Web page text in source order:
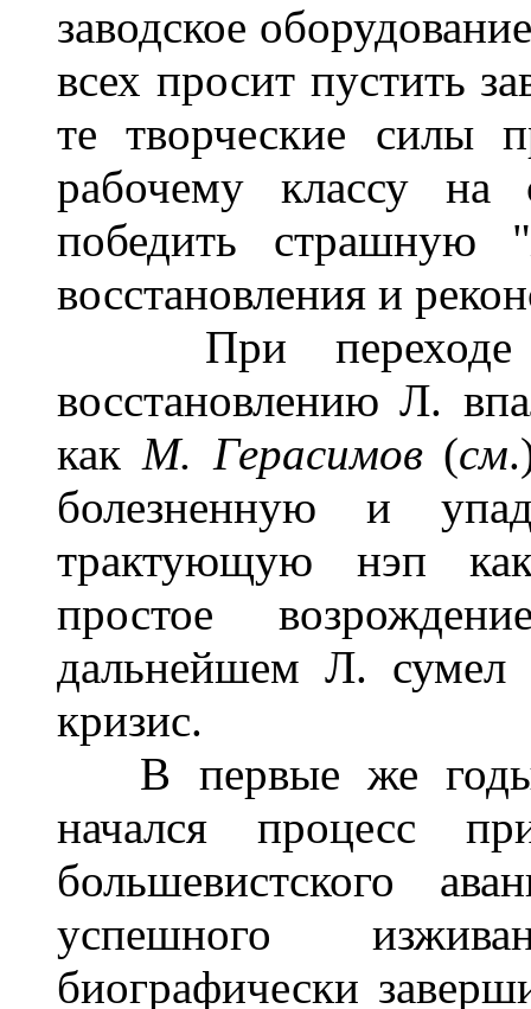
заводское
всех просит пустить
те творческие силы
рабочему классу на
победить страшную
восстановления и
При переходе
восстановлению Л.
как М. Герасимов(см
болезненную и
трактующую нэп
простое
дальнейшем Л. сумел
кризис.
В первые же годы
начался процесс
большевистского
успешного
биографически